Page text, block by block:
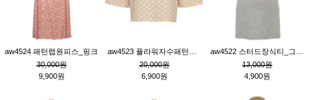
aw4524 패턴랩원피스_핑크
30,000원
9,900원
20,000원
6,900원
13,000원
4,900원